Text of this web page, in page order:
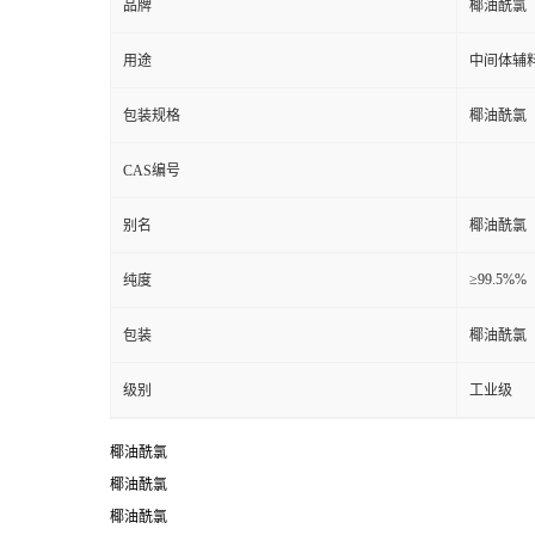
品牌 椰油酰氯
用途 中间体辅
包装规格 椰油酰氯
CAS编号
别名 椰油酰氯
纯度 ≥99.5%%
包装 椰油酰氯
级别 工业级
椰油酰氯
椰油酰氯
椰油酰氯